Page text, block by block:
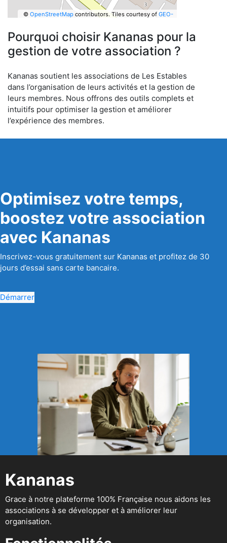
© OpenStreetMapcontributors. Tiles courtesy of GEO-
Pourquoi choisir Kananas pour la
gestion de votre association ?
Kananas soutient les associations de Les Estables
dans l’organisation de leurs activités et la gestion de
leurs membres. Nous offrons des outils complets et
intuitifs pour optimiser la gestion et améliorer
l’expérience des membres.
Optimisez votre temps,
boostez votre association
avec Kananas
Inscrivez-vous gratuitement sur Kananas et profitez de 30
jours d’essai sans carte bancaire.
Démarrer
Kananas
Grace à notre plateforme 100% Française nous aidons les
associations à se développer et à améliorer leur
organisation.